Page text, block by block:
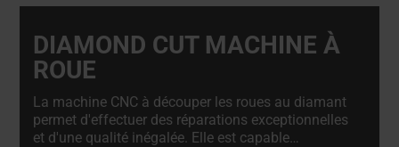
DIAMOND CUT MACHINE À
ROUE
La machine CNC à découper les roues au diamant
permet d'effectuer des réparations exceptionnelles
et d'une qualité inégalée. Elle est capable